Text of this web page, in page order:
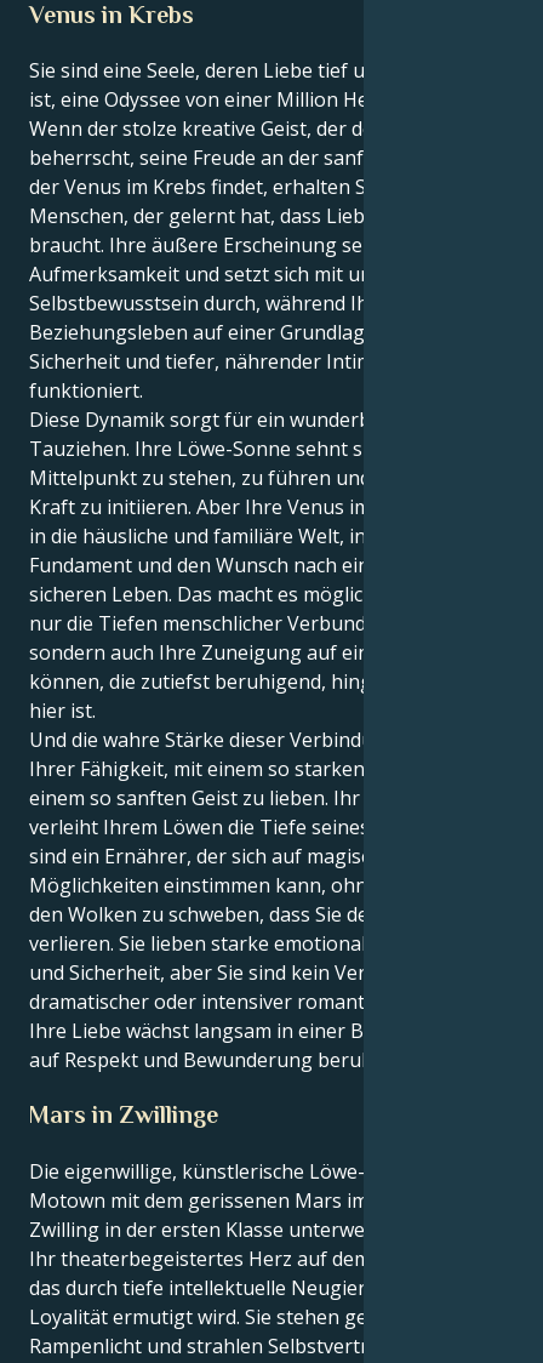
Venus in Krebs
Sie sind eine Seele, deren Liebe tief und emotional
ist, eine Odyssee von einer Million Herzen zu Herzen:
Wenn der stolze kreative Geist, der den Löwen
beherrscht, seine Freude an der sanften Häuslichkeit
der Venus im Krebs findet, erhalten Sie einen
Menschen, der gelernt hat, dass Liebe Geduld
braucht. Ihre äußere Erscheinung sehnt sich nach
Aufmerksamkeit und setzt sich mit unverfrorenem
Selbstbewusstsein durch, während Ihr privates
Beziehungsleben auf einer Grundlage emotionaler
Sicherheit und tiefer, nährender Intimität
funktioniert.
Diese Dynamik sorgt für ein wunderbares
Tauziehen. Ihre Löwe-Sonne sehnt sich danach, im
Mittelpunkt zu stehen, zu führen und mit kühner
Kraft zu initiieren. Aber Ihre Venus im Krebs zieht Sie
in die häusliche und familiäre Welt, in ein festes
Fundament und den Wunsch nach einem bequemen,
sicheren Leben. Das macht es möglich, dass Sie nicht
nur die Tiefen menschlicher Verbundenheit spüren,
sondern auch Ihre Zuneigung auf eine Weise zeigen
können, die zutiefst beruhigend, hingebungsvoll und
hier ist.
Und die wahre Stärke dieser Verbindung liegt in
Ihrer Fähigkeit, mit einem so starken Herzen und
einem so sanften Geist zu lieben. Ihr Krebs-Kern
verleiht Ihrem Löwen die Tiefe seines Dramas: Sie
sind ein Ernährer, der sich auf magische
Möglichkeiten einstimmen kann, ohne so hoch in
den Wolken zu schweben, dass Sie den Anschluss
verlieren. Sie lieben starke emotionale Bindungen
und Sicherheit, aber Sie sind kein Verfechter
dramatischer oder intensiver romantischer Gefühle;
Ihre Liebe wächst langsam in einer Beziehung, die
auf Respekt und Bewunderung beruht.
Mars in Zwillinge
Die eigenwillige, künstlerische Löwe-Sonne ist in
Motown mit dem gerissenen Mars im allwissenden
Zwilling in der ersten Klasse unterwegs: Sie tragen
Ihr theaterbegeistertes Herz auf dem rechten Fleck,
das durch tiefe intellektuelle Neugier und wilde
Loyalität ermutigt wird. Sie stehen gerne im
Rampenlicht und strahlen Selbstvertrauen aus, aber